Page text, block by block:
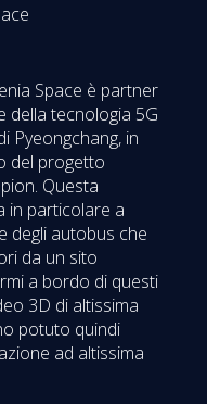
Space è partner
della tecnologia 5G
Pyeongchang, in
del progetto
Questa
in particolare a
degli autobus che
da un sito
a bordo di questi
3D di altissima
potuto quindi
ad altissima